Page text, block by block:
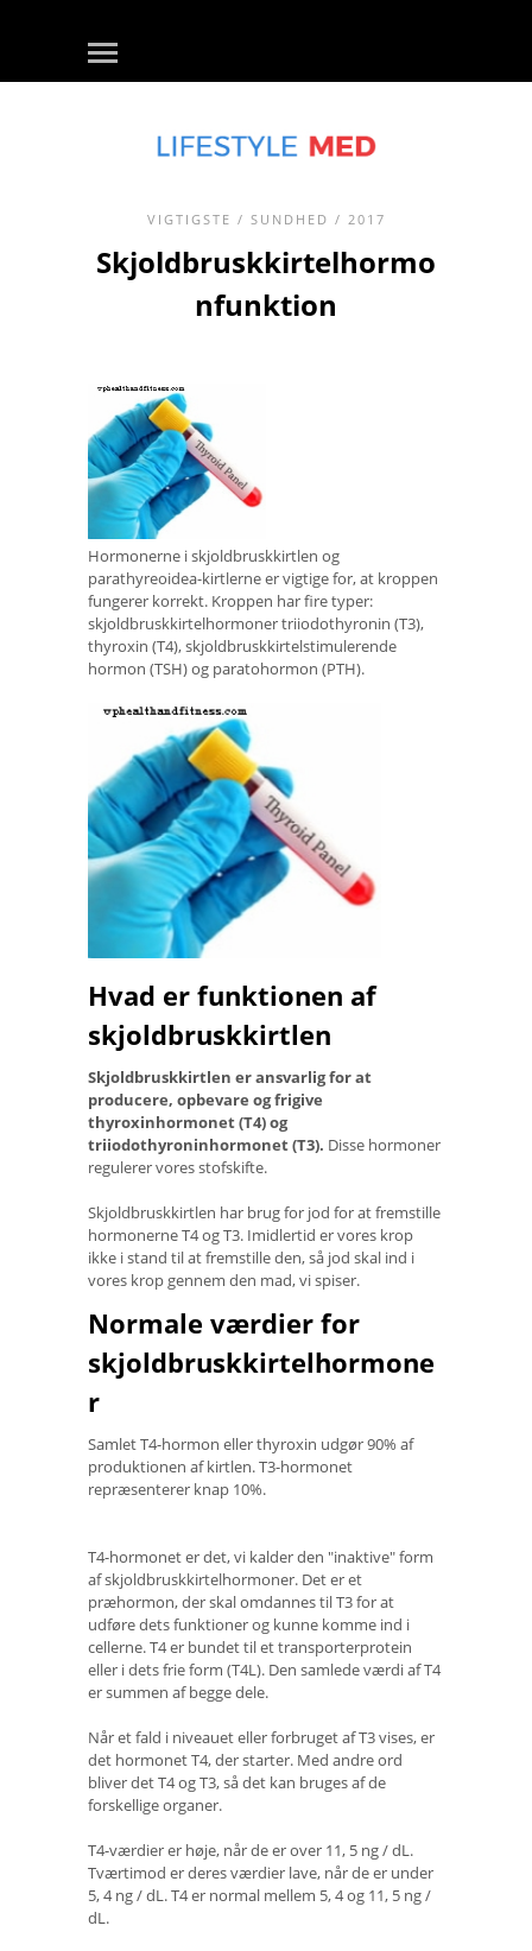
VIGTIGSTE / SUNDHED / 2017
Skjoldbruskkirtelhormo
nfunktion
Hormonerne i skjoldbruskkirtlen og
parathyreoidea-kirtlerne er vigtige for, at kroppen
fungerer korrekt. Kroppen har fire typer:
skjoldbruskkirtelhormoner triiodothyronin (T3),
thyroxin (T4), skjoldbruskkirtelstimulerende
hormon (TSH) og paratohormon (PTH).
Hvad er funktionen af ​​
skjoldbruskkirtlen
Skjoldbruskkirtlen er ansvarlig for at
producere, opbevare og frigive
thyroxinhormonet (T4) og
triiodothyroninhormonet (T3). Disse hormoner
regulerer vores stofskifte.
Skjoldbruskkirtlen har brug for jod for at fremstille
hormonerne T4 og T3. Imidlertid er vores krop
ikke i stand til at fremstille den, så jod skal ind i
vores krop gennem den mad, vi spiser.
Normale værdier for
skjoldbruskkirtelhormone
r
Samlet T4-hormon eller thyroxin udgør 90% af
produktionen af ​​kirtlen. T3-hormonet
repræsenterer knap 10%.
T4-hormonet er det, vi kalder den "inaktive" form
af skjoldbruskkirtelhormoner. Det er et
præhormon, der skal omdannes til T3 for at
udføre dets funktioner og kunne komme ind i
cellerne. T4 er bundet til et transporterprotein
eller i dets frie form (T4L). Den samlede værdi af T4
er summen af ​​begge dele.
Når et fald i niveauet eller forbruget af T3 vises, er
det hormonet T4, der starter. Med andre ord
bliver det T4 og T3, så det kan bruges af de
forskellige organer.
T4-værdier er høje, når de er over 11, 5 ng / dL.
Tværtimod er deres værdier lave, når de er under
5, 4 ng / dL. T4 er normal mellem 5, 4 og 11, 5 ng /
dL.